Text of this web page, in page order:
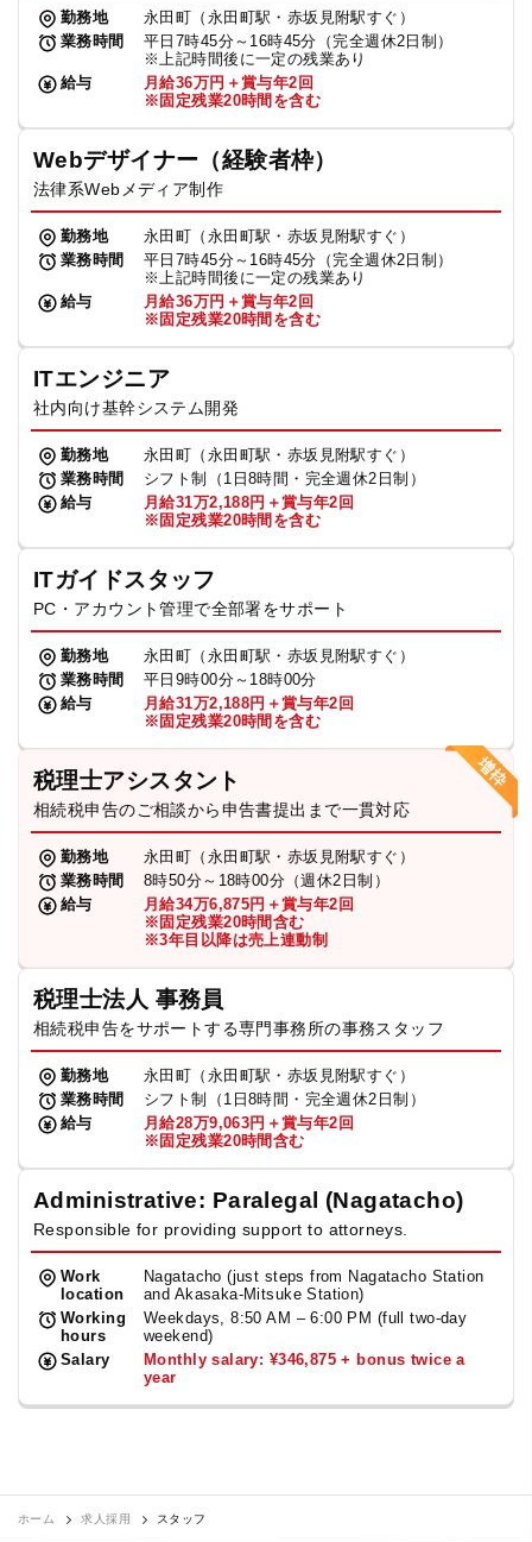
勤務地
永田町（永田町駅・赤坂見附駅すぐ）
業務時間
平日7時45分～16時45分（完全週休2日制）
※上記時間後に一定の残業あり
給与
月給36万円＋賞与年2回
※固定残業20時間を含む
Webデザイナー（経験者枠）
法律系Webメディア制作
勤務地
永田町（永田町駅・赤坂見附駅すぐ）
業務時間
平日7時45分～16時45分（完全週休2日制）
※上記時間後に一定の残業あり
給与
月給36万円＋賞与年2回
※固定残業20時間を含む
ITエンジニア
社内向け基幹システム開発
勤務地
永田町（永田町駅・赤坂見附駅すぐ）
業務時間
シフト制（1日8時間・完全週休2日制）
給与
月給31万2,188円＋賞与年2回
※固定残業20時間を含む
ITガイドスタッフ
PC・アカウント管理で全部署をサポート
勤務地
永田町（永田町駅・赤坂見附駅すぐ）
業務時間
平日9時00分～18時00分
給与
月給31万2,188円＋賞与年2回
※固定残業20時間を含む
税理士アシスタント
相続税申告のご相談から申告書提出まで一貫対応
勤務地
永田町（永田町駅・赤坂見附駅すぐ）
業務時間
8時50分～18時00分（週休2日制）
給与
月給34万6,875円＋賞与年2回
※固定残業20時間含む
※3年目以降は売上連動制
税理士法人 事務員
相続税申告をサポートする専門事務所の事務スタッフ
勤務地
永田町（永田町駅・赤坂見附駅すぐ）
業務時間
シフト制（1日8時間・完全週休2日制）
給与
月給28万9,063円＋賞与年2回
※固定残業20時間含む
Administrative: Paralegal (Nagatacho)
Responsible for providing support to attorneys.
Work
location
Nagatacho (just steps from Nagatacho Station
and Akasaka-Mitsuke Station)
Working
hours
Weekdays, 8:50 AM – 6:00 PM (full two-day
weekend)
Salary
Monthly salary: ¥346,875 + bonus twice a
year
ホーム 求人採用 スタッフ